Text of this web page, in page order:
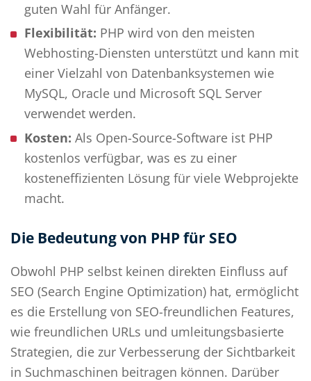
guten Wahl für Anfänger.
Flexibilität: PHP wird von den meisten
Webhosting-Diensten unterstützt und kann mit
einer Vielzahl von Datenbanksystemen wie
MySQL, Oracle und Microsoft SQL Server
verwendet werden.
Kosten: Als Open-Source-Software ist PHP
kostenlos verfügbar, was es zu einer
kosteneffizienten Lösung für viele Webprojekte
macht.
Die Bedeutung von PHP für SEO
Obwohl PHP selbst keinen direkten Einfluss auf
SEO (Search Engine Optimization) hat, ermöglicht
es die Erstellung von SEO-freundlichen Features,
wie freundlichen URLs und umleitungsbasierte
Strategien, die zur Verbesserung der Sichtbarkeit
in Suchmaschinen beitragen können. Darüber